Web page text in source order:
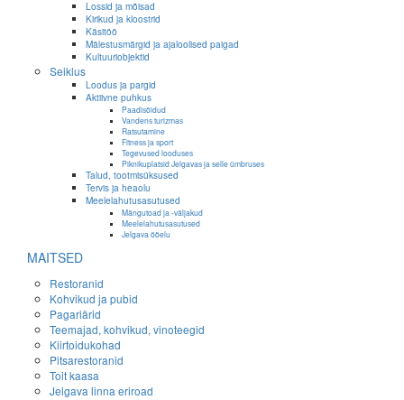
Lossid ja mõisad
Kirikud ja kloostrid
Käsitöö
Mälestusmärgid ja ajaloolised paigad
Kultuuriobjektid
Seiklus
Loodus ja pargid
Aktiivne puhkus
Paadisõidud
Vandens turizmas
Ratsutamine
Fitness ja sport
Tegevused looduses
Piknikuplatsid Jelgavas ja selle ümbruses
Talud, tootmisüksused
Tervis ja heaolu
Meelelahutusasutused
Mängutoad ja -väljakud
Meelelahutusasutused
Jelgava ööelu
MAITSED
Restoranid
Kohvikud ja pubid
Pagariärid
Teemajad, kohvikud, vinoteegid
Kiirtoidukohad
Pitsarestoranid
Toit kaasa
Jelgava linna eriroad